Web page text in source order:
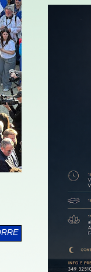
LA XXVI